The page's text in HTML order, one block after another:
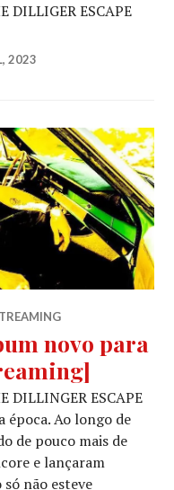
DILLIGER ESCAPE
ESCAPE
2023
novo para
DILLINGER ESCAPE
época. Ao longo de
de pouco mais de
e lançaram
não esteve